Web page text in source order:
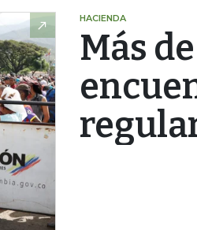
HACIENDA
Más